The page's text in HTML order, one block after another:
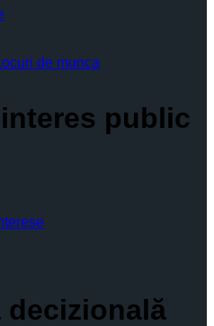
de munca
public
decizională